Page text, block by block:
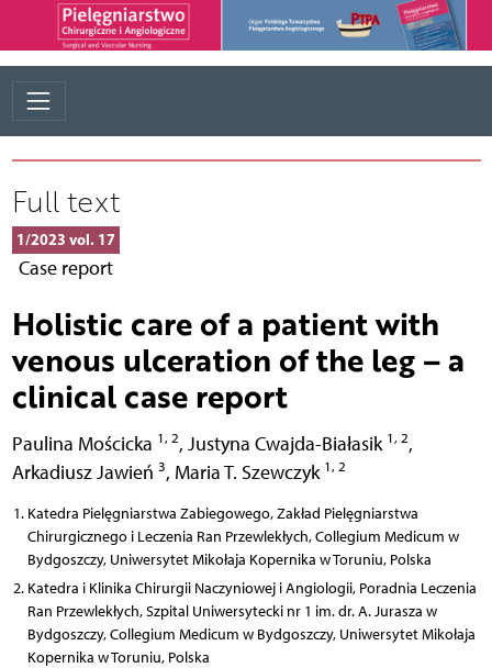
Full text
1/2023 vol. 17
Case report
Holistic care of a patient with
venous ulceration of the leg – a
clinical case report
Paulina Mościcka 1, 2, Justyna Cwajda-Białasik 1, 2,
Arkadiusz Jawień 3, Maria T. Szewczyk 1, 2
Katedra Pielęgniarstwa Zabiegowego, Zakład Pielęgniarstwa
Chirurgicznego i Leczenia Ran Przewlekłych, Collegium Medicum w
Bydgoszczy, Uniwersytet Mikołaja Kopernika w Toruniu, Polska
Katedra i Klinika Chirurgii Naczyniowej i Angiologii, Poradnia Leczenia
Ran Przewlekłych, Szpital Uniwersytecki nr 1 im. dr. A. Jurasza w
Bydgoszczy, Collegium Medicum w Bydgoszczy, Uniwersytet Mikołaja
Kopernika w Toruniu, Polska